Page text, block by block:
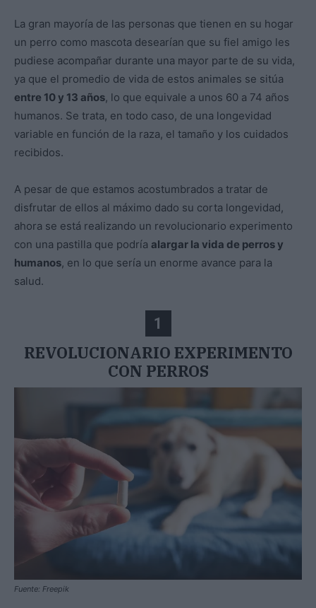
La gran mayoría de las personas que tienen en su hogar
un perro como mascota desearían que su fiel amigo les
pudiese acompañar durante una mayor parte de su vida,
ya que el promedio de vida de estos animales se sitúa
entre 10 y 13 años, lo que equivale a unos 60 a 74 años
humanos. Se trata, en todo caso, de una longevidad
variable en función de la raza, el tamaño y los cuidados
recibidos.
A pesar de que estamos acostumbrados a tratar de
disfrutar de ellos al máximo dado su corta longevidad,
ahora se está realizando un revolucionario experimento
con una pastilla que podría alargar la vida de perros y
humanos, en lo que sería un enorme avance para la
salud.
1
REVOLUCIONARIO EXPERIMENTO
CON PERROS
Fuente: Freepik